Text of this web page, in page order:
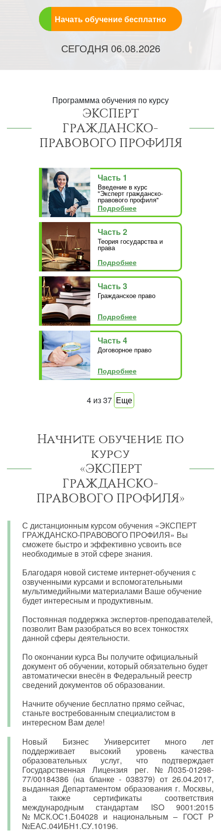
Начать обучение бесплатно
СЕГОДНЯ 06.08.2026
Программма обучения по курсу
ЭКСПЕРТ
ГРАЖДАНСКО-
ПРАВОВОГО ПРОФИЛЯ
Часть 1
Введение в курс
"Эксперт гражданско-
правового профиля"
Подробнее
Часть 2
Теория государства и
права
Подробнее
Часть 3
Гражданское право
Подробнее
Часть 4
Договорное право
Подробнее
4 из37 Еще
Начните обучение по
курсу
«ЭКСПЕРТ
ГРАЖДАНСКО-
ПРАВОВОГО ПРОФИЛЯ»
С дистанционным курсом обучения «ЭКСПЕРТ
ГРАЖДАНСКО-ПРАВОВОГО ПРОФИЛЯ» Вы
сможете быстро и эффективно усвоить все
необходимые в этой сфере знания.
Благодаря новой системе интернет-обучения с
озвученными курсами и вспомогательными
мультимедийными материалами Ваше обучение
будет интересным и продуктивным.
Постоянная поддержка экспертов-преподавателей,
позволит Вам разобраться во всех тонкостях
данной сферы деятельности.
По окончании курса Вы получите официальный
документ об обучении, который обязательно будет
автоматически внесён в Федеральный реестр
сведений документов об образовании.
Начните обучение бесплатно прямо сейчас,
станьте востребованным специалистом в
интересном Вам деле!
Новый Бизнес Университет много лет
поддерживает высокий уровень качества
образовательных услуг, что подтверждает
Государственная Лицензия рег. №Л035-01298-
77/00184386 (на бланке - 038379) от 26.04.2017,
выданная Департаментом образования г. Москвы,
а также сертификаты соответствия
международным стандартам ISO 9001:2015
№МСК.ОС1.Б04028 и национальным – ГОСТ Р
№ЕАС.04ИБН1.СУ.10196.